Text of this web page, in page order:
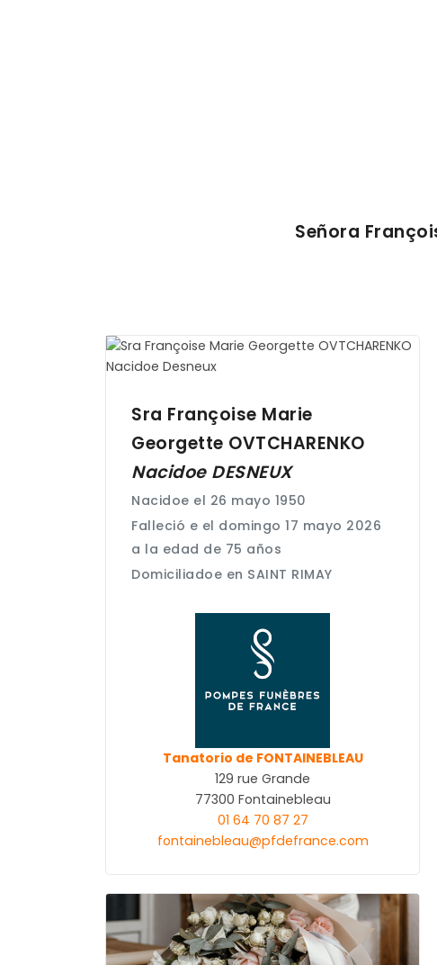
Señora
Sra Françoise Marie
Georgette OVTCHARENKO
Nacidoe DESNEUX
Nacidoe el 26 mayo 1950
Falleció e el domingo 17 mayo 2026
a la edad de 75 años
Domiciliadoe en SAINT RIMAY
Tanatorio de FONTAINEBLEAU
129 rue Grande
77300 Fontainebleau
01 64 70 87 27
fontainebleau@pfdefrance.com